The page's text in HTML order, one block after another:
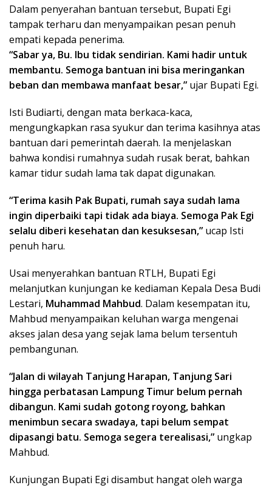
Dalam penyerahan bantuan tersebut, Bupati Egi
tampak terharu dan menyampaikan pesan penuh
empati kepada penerima.
“Sabar ya, Bu. Ibu tidak sendirian. Kami hadir untuk
membantu. Semoga bantuan ini bisa meringankan
beban dan membawa manfaat besar,” ujar Bupati Egi.
Isti Budiarti, dengan mata berkaca-kaca,
mengungkapkan rasa syukur dan terima kasihnya atas
bantuan dari pemerintah daerah. Ia menjelaskan
bahwa kondisi rumahnya sudah rusak berat, bahkan
kamar tidur sudah lama tak dapat digunakan.
“Terima kasih Pak Bupati, rumah saya sudah lama
ingin diperbaiki tapi tidak ada biaya. Semoga Pak Egi
selalu diberi kesehatan dan kesuksesan,” ucap Isti
penuh haru.
Usai menyerahkan bantuan RTLH, Bupati Egi
melanjutkan kunjungan ke kediaman Kepala Desa Budi
Lestari, Muhammad Mahbud. Dalam kesempatan itu,
Mahbud menyampaikan keluhan warga mengenai
akses jalan desa yang sejak lama belum tersentuh
pembangunan.
“Jalan di wilayah Tanjung Harapan, Tanjung Sari
hingga perbatasan Lampung Timur belum pernah
dibangun. Kami sudah gotong royong, bahkan
menimbun secara swadaya, tapi belum sempat
dipasangi batu. Semoga segera terealisasi,” ungkap
Mahbud.
Kunjungan Bupati Egi disambut hangat oleh warga